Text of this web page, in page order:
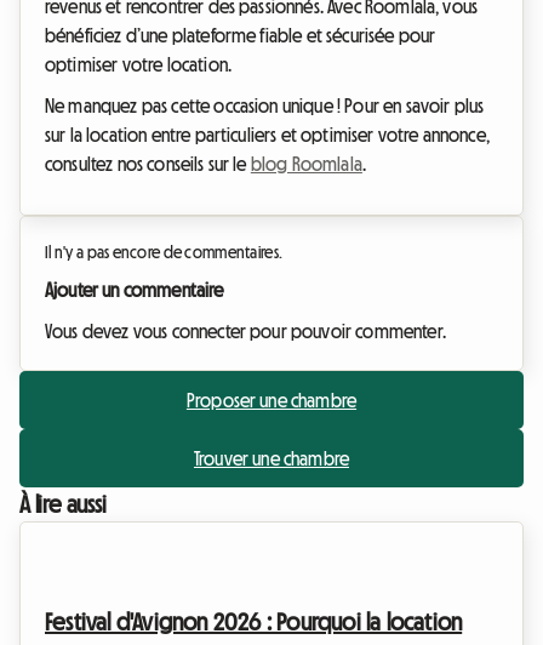
revenus et rencontrer des passionnés. Avec Roomlala, vous
bénéficiez d’une plateforme fiable et sécurisée pour
optimiser votre location.
Ne manquez pas cette occasion unique ! Pour en savoir plus
sur la location entre particuliers et optimiser votre annonce,
consultez nos conseils sur le blog Roomlala.
Il n'y a pas encore de commentaires.
Ajouter un commentaire
Vous devez vous connecter pour pouvoir commenter.
Proposer une chambre
Trouver une chambre
À lire aussi
Festival d'Avignon 2026 : Pourquoi la location